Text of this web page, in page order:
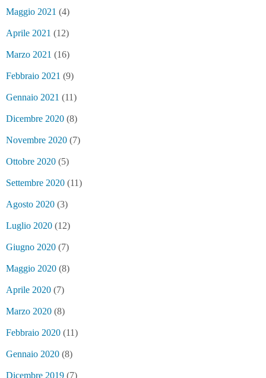
Maggio 2021 (4)
Aprile 2021 (12)
Marzo 2021 (16)
Febbraio 2021 (9)
Gennaio 2021 (11)
Dicembre 2020 (8)
Novembre 2020 (7)
Ottobre 2020 (5)
Settembre 2020 (11)
Agosto 2020 (3)
Luglio 2020 (12)
Giugno 2020 (7)
Maggio 2020 (8)
Aprile 2020 (7)
Marzo 2020 (8)
Febbraio 2020 (11)
Gennaio 2020 (8)
Dicembre 2019 (7)